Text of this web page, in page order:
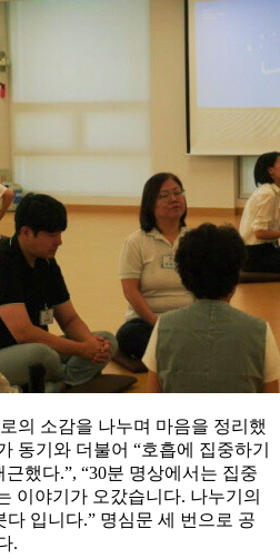
의 소감을 나누며 마음을 정리했
동기와 더불어 “호흡에 집중하기
했다.”, “30분 명상에서는 집중
이야기가 오갔습니다. 나누기의
입니다.” 명심문 세 번으로 공
.